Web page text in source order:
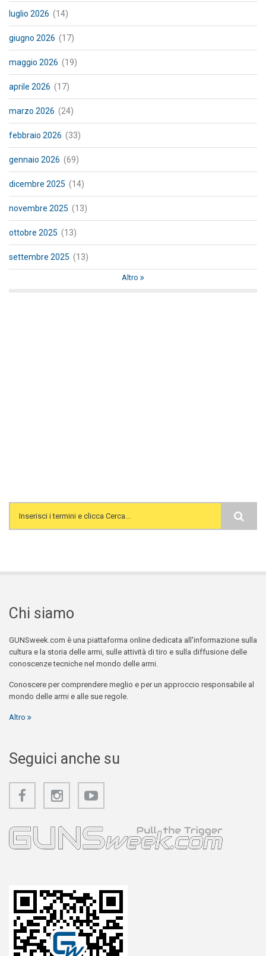
luglio 2026 (14)
giugno 2026 (17)
maggio 2026 (19)
aprile 2026 (17)
marzo 2026 (24)
febbraio 2026 (33)
gennaio 2026 (69)
dicembre 2025 (14)
novembre 2025 (13)
ottobre 2025 (13)
settembre 2025 (13)
Altro
Search form
Chi siamo
GUNSweek.com è una piattaforma online dedicata all'informazione sulla
cultura e la storia delle armi, sulle attività di tiro e sulla diffusione delle
conoscenze tecniche nel mondo delle armi.
Conoscere per comprendere meglio e per un approccio responsabile al
mondo delle armi e alle sue regole.
Altro
Seguici anche su